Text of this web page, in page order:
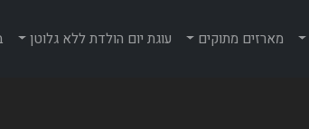
מארזים מתוקים עוגת יום הולדת ללא גלוטן